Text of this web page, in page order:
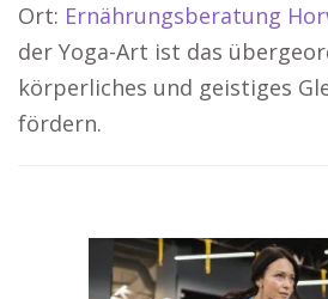
Ort: Ernährungsberatung
der Yoga-Art ist das
körperliches und geistiges
fördern.